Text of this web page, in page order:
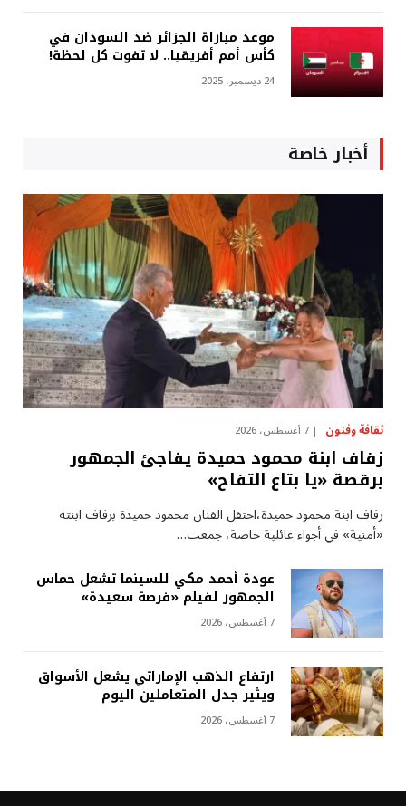
موعد مباراة الجزائر ضد السودان في
كأس أمم أفريقيا.. لا تفوت كل لحظة!
24 ديسمبر، 2025
أخبار خاصة
ثقافة وفنون 7 أغسطس، 2026
زفاف ابنة محمود حميدة يفاجئ الجمهور
برقصة «يا بتاع التفاح»
زفاف ابنة محمود حميدة،احتفل الفنان محمود حميدة بزفاف ابنته
«أمنية» في أجواء عائلية خاصة، جمعت…
عودة أحمد مكي للسينما تشعل حماس
الجمهور لفيلم «فرصة سعيدة»
7 أغسطس، 2026
ارتفاع الذهب الإماراتي يشعل الأسواق
ويثير جدل المتعاملين اليوم
7 أغسطس، 2026